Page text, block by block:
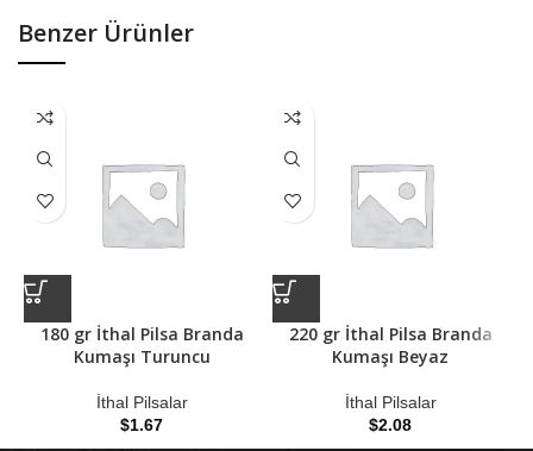
Benzer Ürünler
180 gr İthal Pilsa Branda
Kumaşı Turuncu
İthal Pilsalar
$1.67
220 gr İthal Pilsa Branda
Kumaşı Beyaz
İthal Pilsalar
$2.08